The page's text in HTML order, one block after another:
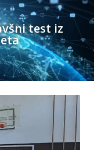
test iz